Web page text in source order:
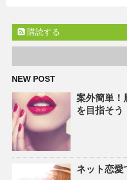
購読する
NEW POST
案外簡単！
を目指そう
ネット恋愛